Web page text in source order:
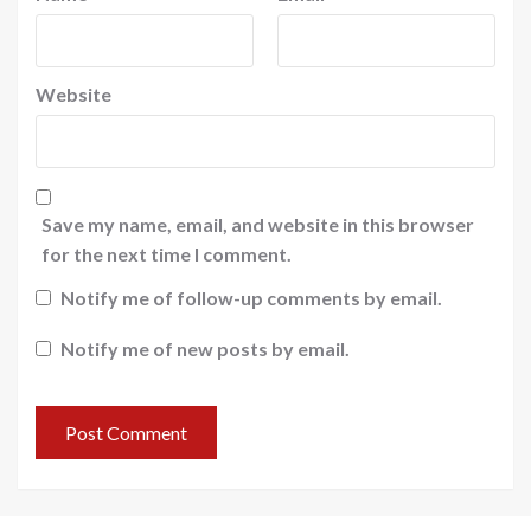
Website
Save my name, email, and website in this browser
for the next time I comment.
Notify me of follow-up comments by email.
Notify me of new posts by email.